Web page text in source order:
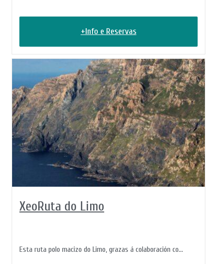
+Info e Reservas
XeoRuta do Limo
Esta ruta polo macizo do Limo, grazas á colaboración co...